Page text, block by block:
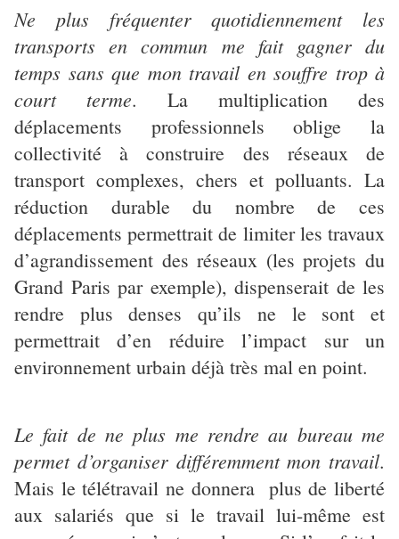
Ne plus fréquenter quotidiennement les
transports en commun me fait gagner du
temps sans que mon travail en souffre trop à
court terme. La multiplication des
déplacements professionnels oblige la
collectivité à construire des réseaux de
transport complexes, chers et polluants. La
réduction durable du nombre de ces
déplacements permettrait de limiter les travaux
d’agrandissement des réseaux (les projets du
Grand Paris par exemple), dispenserait de les
rendre plus denses qu’ils ne le sont et
permettrait d’en réduire l’impact sur un
environnement urbain déjà très mal en point.
Le fait de ne plus me rendre au bureau me
permet d’organiser différemment mon travail.
Mais le télétravail ne donnera plus de liberté
aux salariés que si le travail lui-même est